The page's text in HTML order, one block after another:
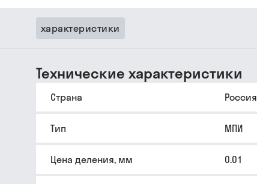
характеристики
Технические характеристики
Страна Россия
Тип МПИ
Цена деления, мм 0.01